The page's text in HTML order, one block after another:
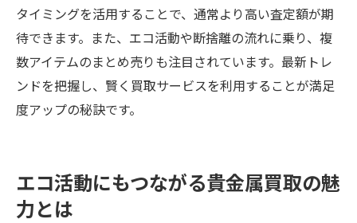
タイミングを活用することで、通常より高い査定額が期
待できます。また、エコ活動や断捨離の流れに乗り、複
数アイテムのまとめ売りも注目されています。最新トレ
ンドを把握し、賢く買取サービスを利用することが満足
度アップの秘訣です。
エコ活動にもつながる貴金属買取の魅
力とは